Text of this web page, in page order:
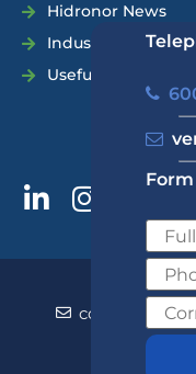
Form
Hidronor News
Industry News
Useful Tips
600